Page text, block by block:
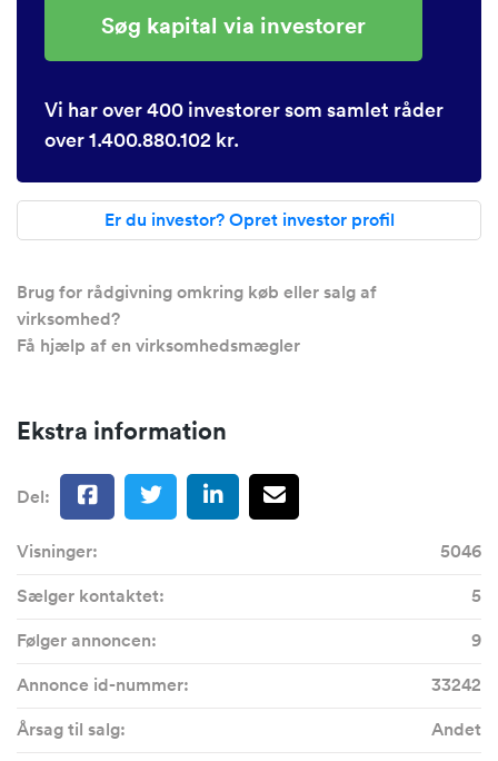
Søg kapital via investorer
Vi har over 400 investorer som samlet råder
over 1.400.880.102 kr.
Er du investor? Opret investor profil
Brug for rådgivning omkring køb eller salg af
virksomhed?
Få hjælp af en virksomhedsmægler
Ekstra information
Del:
Visninger:
5046
Sælger kontaktet:
5
Følger annoncen:
9
Annonce id-nummer:
33242
Årsag til salg:
Andet